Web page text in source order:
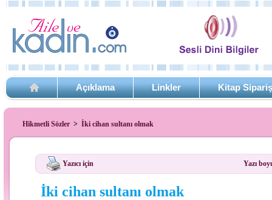
Açıklama Linkler Kitap
Hikmetli Sözler > İki cihan sultanı olmak
Yazıcı için Yazı
İki cihan sultanı olmak